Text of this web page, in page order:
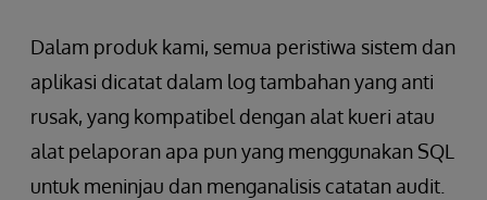
Dalam produk kami, semua peristiwa sistem dan
aplikasi dicatat dalam log tambahan yang anti
rusak, yang kompatibel dengan alat kueri atau
alat pelaporan apa pun yang menggunakan SQL
untuk meninjau dan menganalisis catatan audit.